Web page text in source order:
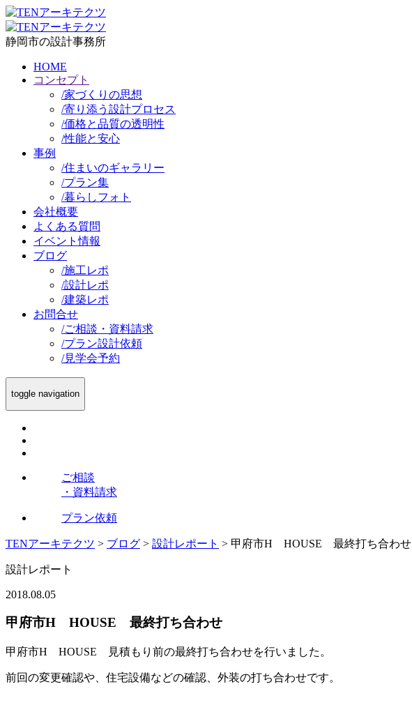
静岡市の設計事務所
HOME
コンセプト
/家づくりの思想
/寄り添う設計プロセス
/価格と品質の透明性
/性能と安心
事例
/住まいのギャラリー
/プラン集
/暮らしフォト
会社概要
よくある質問
イベント情報
ブログ
/施工レポ
/設計レポ
/建築レポ
お問合せ
/ご相談・資料請求
/プラン設計依頼
/見学会予約
toggle navigation
ご相談
・資料請求
プラン依頼
TENアーキテクツ > ブログ > 設計レポート > 甲府市H HOUSE 最終打ち合わせ
設計レポート
2018.08.05
甲府市H HOUSE 最終打ち合わせ
甲府市H HOUSE 見積もり前の最終打ち合わせを行いました。
前回の変更確認や、住宅設備などの確認、外装の打ち合わせです。